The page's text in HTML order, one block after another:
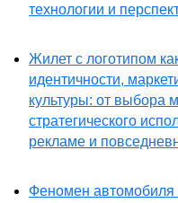
технологии и
Жилет с логотипом
идентичности,
культуры: от выбора
стратегического
рекламе и
Феномен автомобиля